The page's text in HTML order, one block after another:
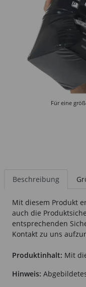
Für eine
Beschreibung
Mit diesem Produkt
auch die
entsprechenden
Kontakt zu uns
Produktinhalt: Mit
Hinweis: